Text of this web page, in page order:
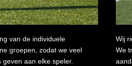
van de individuele
groepen, zodat we veel
aan elke speler.
Wij
We